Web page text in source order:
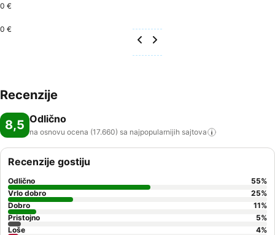
0 €
0 €
Recenzije
8,5 Odlično
na osnovu ocena (17.660) sa najpopularnijih sajtova
Recenzije gostiju
Odlično 55%
Vrlo dobro
25%
Dobro
11%
Pristojno
5%
Loše
4%